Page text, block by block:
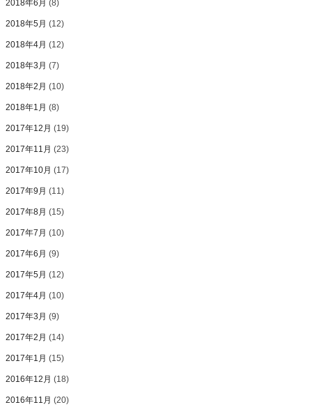
2018年6月 (8)
2018年5月 (12)
2018年4月 (12)
2018年3月 (7)
2018年2月 (10)
2018年1月 (8)
2017年12月 (19)
2017年11月 (23)
2017年10月 (17)
2017年9月 (11)
2017年8月 (15)
2017年7月 (10)
2017年6月 (9)
2017年5月 (12)
2017年4月 (10)
2017年3月 (9)
2017年2月 (14)
2017年1月 (15)
2016年12月 (18)
2016年11月 (20)